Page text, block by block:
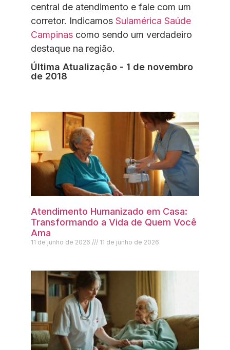
central de atendimento e fale com um
corretor. Indicamos Sulamérica Saúde
Campinas como sendo um verdadeiro
destaque na região.
Última Atualização - 1 de novembro
de 2018
Atendimento Humanizado em Casa:
Transformando a Vida de Quem Você
Ama
11 de junho de 2026 11 de junho de 2026